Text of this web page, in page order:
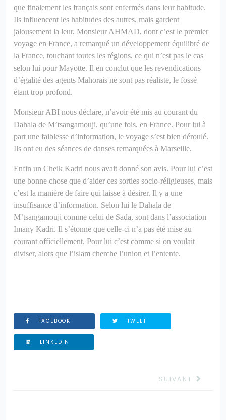
que finalement les français sont enfermés dans leur habitude.
Ils influencent les habitudes des autres, mais gardent
jalousement la leur. Monsieur AHMAD, dont c’est le premier
voyage en France, a remarqué un développement équilibré de
la France, touchant toutes les régions, ce qui n’est pas le cas
selon lui pour Mayotte. Il en conclut que les revendications
d’égalité des agents Mahorais ne sont pas réaliste, le fossé
étant trop profond.
Monsieur ABI nous déclare, n’avoir été mis au courant du
Dahala de M’tsangamouji, qu’une fois, en France. Pour lui à
part une faiblesse d’information, le voyage s’est bien déroulé.
Ils ont eu des séances de danses remarquées à Marseille.
Enfin un Cheik Kadri nous avait donné son avis. Pour lui c’est
une bonne chose que d’aider ces sorties socio-réligieuses, mais
c’est la manière de faire qui laisse à désirer. Il y a une
insuffisance d’information. Selon lui le Dahala de
M’tsangamouji comme celui de Sada, sont dans l’association
Imany Kadri. Il s’étonne que celle-ci n’a pas été mise au
courant officiellement. Pour lui c’est comme si on voulait
diviser, alors que l’islam cherche l’union et l’entente.
FACEBOOK TWEET
LINKEDIN
ARTICLE
SUIVANT